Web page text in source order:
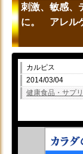
刺激、敏感、
に。 アレル
カルピス
2014/03/04
健康食品・サプ